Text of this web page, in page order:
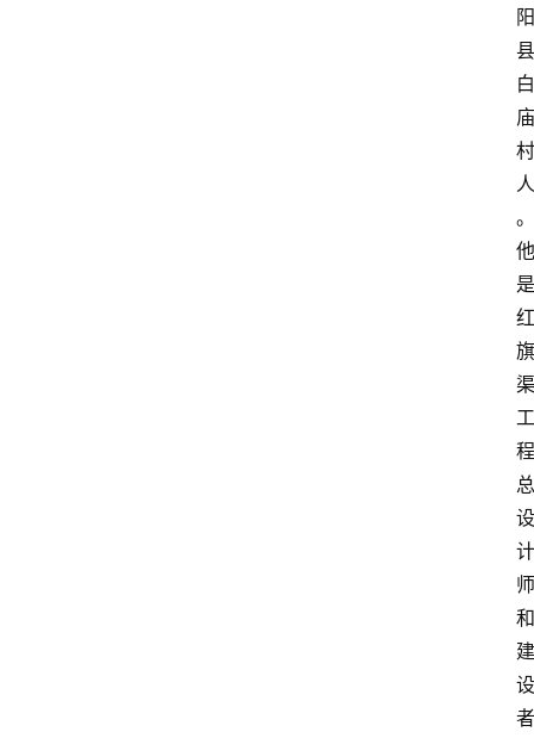
阳
县
白
庙
村
人
。
他
是
红
旗
渠
工
程
总
设
计
师
和
建
设
者